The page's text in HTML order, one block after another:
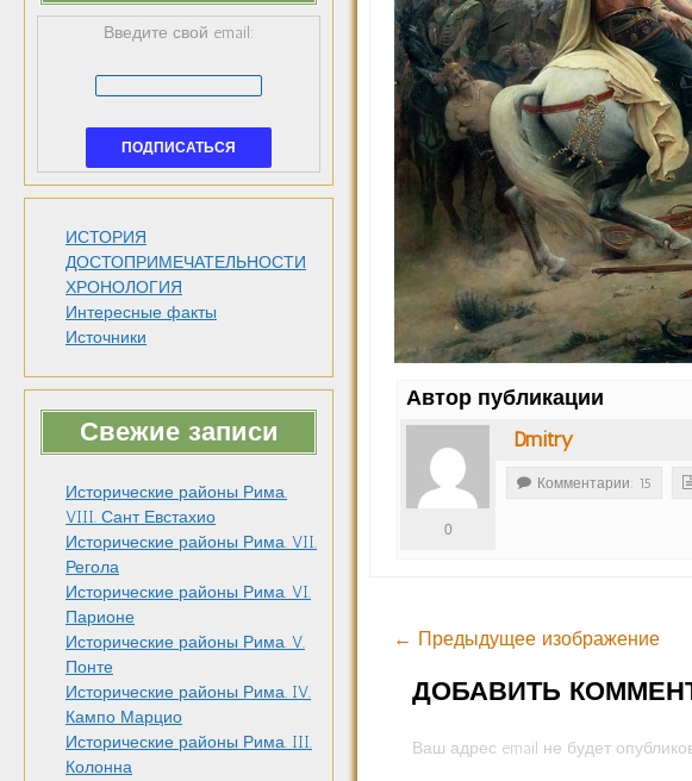
Введите свой email:
ИСТОРИЯ
ДОСТОПРИМЕЧАТЕЛЬНОСТИ
ХРОНОЛОГИЯ
Интересные факты
Источники
Свежие записи
Исторические районы Рима.
VIII. Сант Евстахио
Исторические районы Рима. VII.
Регола
Исторические районы Рима. VI.
Парионе
Исторические районы Рима. V.
Понте
Исторические районы Рима. IV.
Кампо Марцио
Исторические районы Рима. III.
Колонна
Автор публикации
Dmitry
0
Комментарии: 15
← Предыдущее изображение
ДОБАВИТЬ
Ваш адрес email не будет